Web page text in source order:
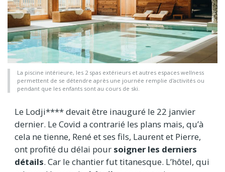
La piscine intérieure, les 2 spas extérieurs et autres espaces wellness
permettent de se détendre après une journée remplie d'activités ou
pendant que les enfants sont au cours de ski.
Le Lodji**** devait être inauguré le 22 janvier
dernier. Le Covid a contrarié les plans mais, qu’à
cela ne tienne, René et ses fils, Laurent et Pierre,
ont profité du délai pour soigner les derniers
détails. Car le chantier fut titanesque. L’hôtel, qui